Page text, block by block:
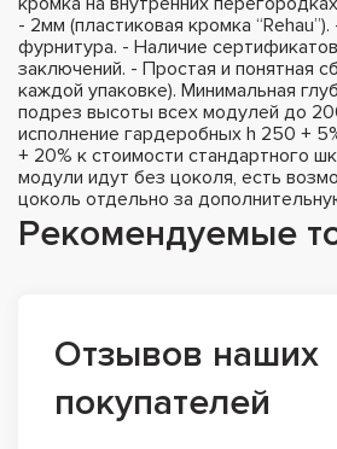
- 2мм (пластиковая кромка
фурнитура. - Наличие
заключений. - Простая и понятная
каждой упаковке). Минимальная
подрез высоты всех модулей до
исполнение гардеробных h 250 +
+ 20% к стоимости стандартного
модули идут без цоколя, есть
цоколь отдельно за
Рекомендуемые
Отзывов наших
покупателей